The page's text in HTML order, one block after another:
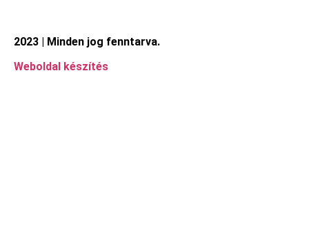
2023 | Minden jog fenntarva.
Weboldal készítés